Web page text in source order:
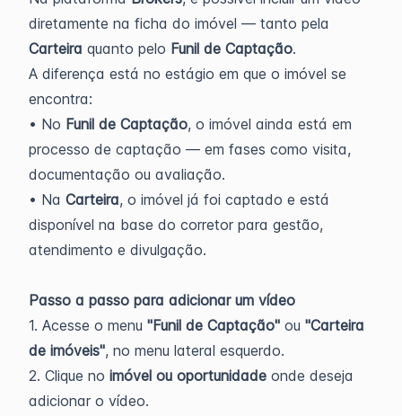
diretamente na ficha do imóvel — tanto pela
Carteira quanto pelo Funil de Captação.
A diferença está no estágio em que o imóvel se
encontra:
• No Funil de Captação, o imóvel ainda está em
processo de captação — em fases como visita,
documentação ou avaliação.
• Na Carteira, o imóvel já foi captado e está
disponível na base do corretor para gestão,
atendimento e divulgação.
Passo a passo para adicionar um vídeo
1. Acesse o menu "Funil de Captação" ou "Carteira
de imóveis", no menu lateral esquerdo.
2. Clique no imóvel ou oportunidade onde deseja
adicionar o vídeo.